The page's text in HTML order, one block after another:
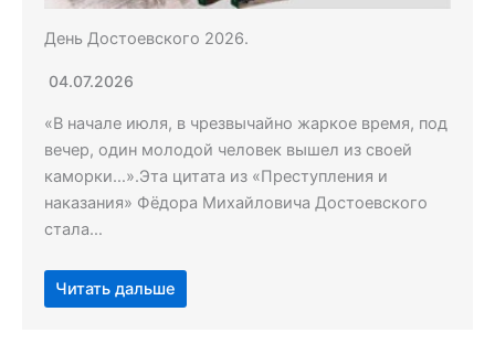
День Достоевского 2026.
04.07.2026
«В начале июля, в чрезвычайно жаркое время, под
вечер, один молодой человек вышел из своей
каморки…».Эта цитата из «Преступления и
наказания» Фёдора Михайловича Достоевского
стала…
Читать дальше